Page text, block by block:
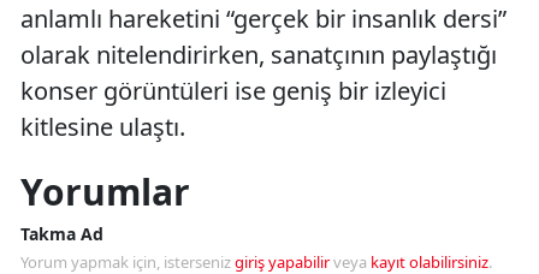
anlamlı hareketini “gerçek bir insanlık dersi”
olarak nitelendirirken, sanatçının paylaştığı
konser görüntüleri ise geniş bir izleyici
kitlesine ulaştı.
Yorumlar
Takma Ad
Yorum yapmak için, istersenizgiriş yapabilirveya kayıt olabilirsiniz.